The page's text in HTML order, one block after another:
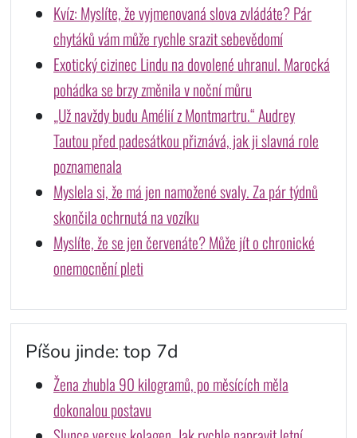
Kvíz: Myslíte, že vyjmenovaná slova zvládáte? Pár
chytáků vám může rychle srazit sebevědomí
Exotický cizinec Lindu na dovolené uhranul. Marocká
pohádka se brzy změnila v noční můru
„Už navždy budu Amélií z Montmartru.“ Audrey
Tautou před padesátkou přiznává, jak ji slavná role
poznamenala
Myslela si, že má jen namožené svaly. Za pár týdnů
skončila ochrnutá na vozíku
Myslíte, že se jen červenáte? Může jít o chronické
onemocnění pleti
Píšou jinde: top 7d
Žena zhubla 90 kilogramů, po měsících měla
dokonalou postavu